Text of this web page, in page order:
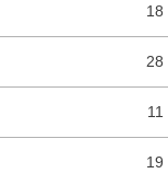
18
28
11
19